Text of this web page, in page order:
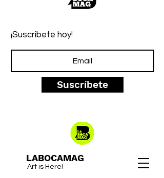
LABOCAMAG
Art is Here!
¡Suscríbete hoy!
Suscríbete